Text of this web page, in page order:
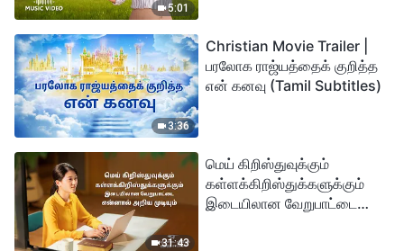
5:01
3:36
Christian Movie Trailer |
பரலோக ராஜ்யத்தைக் குறித்த
என் கனவு (Tamil Subtitles)
31:43
மெய் கிறிஸ்துவுக்கும்
கள்ளக்கிறிஸ்துக்களுக்கும்
இடையிலான வேறுபாட்டை